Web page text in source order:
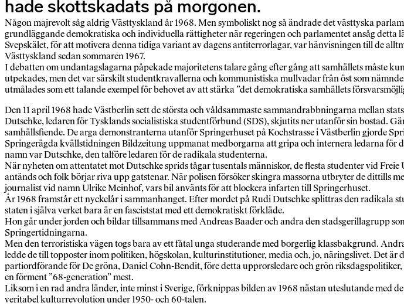
hade skottskadats på morgonen.
Någon majrevolt såg aldrig Västtyskland år 1968. Men symboliskt nog så ändrade det västtyska
grundläggande demokratiska och individuella rättigheter när regeringen och parlamentet ansåg detta
Svepskälet, för att motivera denna tidiga variant av dagens antiterrorlagar, var hänvisningen till de
Västtyskland sedan sommaren 1967.
I debatten om undantagslagarna påpekade majoritetens talare gång efter gång att samhällets måste
utpekades, men det var särskilt studentkravallerna och kommunistiska mullvadar från öst som
utmålades som ett talande exempel för behovet av att stärka ”det demokratiska samhällets
Den 11 april 1968 hade Västberlin sett de största och våldsammaste sammandrabbningarna mellan
Dutschke, ledaren för Tysklands socialistiska studentförbund (SDS), skjutits ner utanför sin bostad.
samhällsfiende. De arga demonstranterna utanför Springerhuset på Kochstrasse i Västberlin gjorde
Springerägda kvällstidningen Bildzeitung uppmanat medborgarna att gripa och internera ledarna
namn var Dutschke, den talföre ledaren för de radikala studenterna.
När nyheten om attentatet mot Dutschke sprids tågar tusentals människor, de flesta studenter vid
antänds och folk börjar riva upp gatstenar. När polisen försöker skingra massorna utbryter de dittills
journalist vid namn Ulrike Meinhof, vars bil använts för att blockera infarten till Springerhuset.
År 1968 framstår ett nyckelår i sammanhanget. Efter mordet på Rudi Dutschke splittras den radikala
staten i själva verket bara är en fasciststat med ett demokratiskt förkläde.
Hon går under jorden och bildar tillsammans med Andreas Baader och andra den stadsgerillagrupp
Springertidningarna.
Men den terroristiska vägen togs bara av ett fåtal unga studerande med borgerlig klassbakgrund.
ledde de till topposter inom politiken, högskolan, kulturinstitutioner, media och, jo, näringslivet. Det
partiordförande för De gröna, Daniel Cohn-Bendit, före detta upprorsledare och grön
en förment ”68-generation” mest.
Liksom i en rad andra länder, inte minst i Sverige, förknippas bilden av 1968 nästan uteslutande med
veritabel kulturrevolution under 1950- och 60-talen.